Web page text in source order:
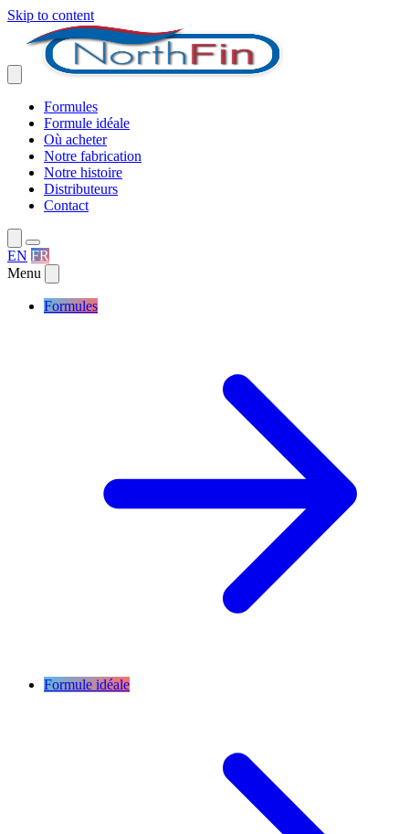
Skip to content
Formules
Formule idéale
Où acheter
Notre fabrication
Notre histoire
Distributeurs
Contact
EN FR
Menu
Formules
Formule idéale